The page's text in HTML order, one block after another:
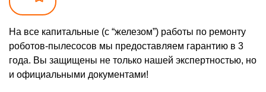
На все капитальные (с “железом”) работы по ремонту
роботов-пылесосов мы предоставляем гарантию в 3
года. Вы защищены не только нашей экспертностью, но
и официальными документами!